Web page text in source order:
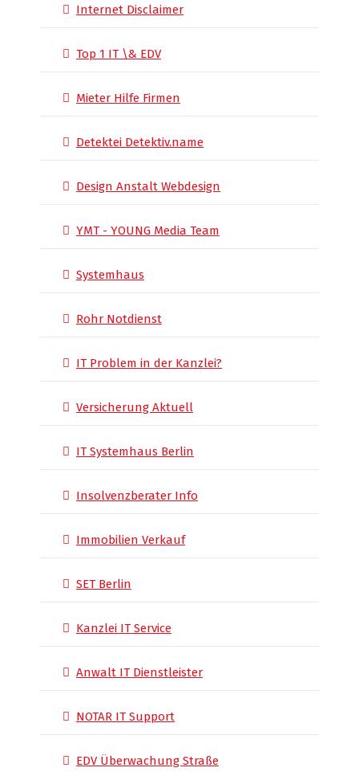
Internet Disclaimer
Top 1 IT \& EDV
Mieter Hilfe Firmen
Detektei Detektiv.name
Design Anstalt Webdesign
YMT - YOUNG Media Team
Systemhaus
Rohr Notdienst
IT Problem in der Kanzlei?
Versicherung Aktuell
IT Systemhaus Berlin
Insolvenzberater Info
Immobilien Verkauf
SET Berlin
Kanzlei IT Service
Anwalt IT Dienstleister
NOTAR IT Support
EDV Überwachung Straße